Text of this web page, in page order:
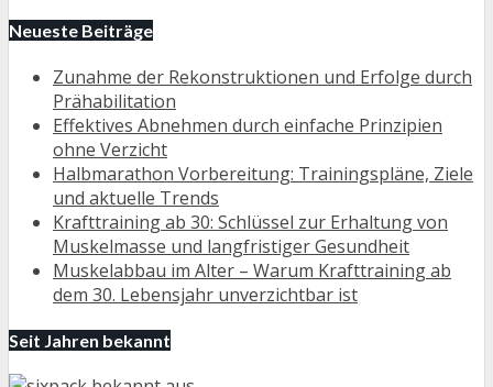
Neueste Beiträge
Zunahme der Rekonstruktionen und Erfolge durch
Prähabilitation
Effektives Abnehmen durch einfache Prinzipien
ohne Verzicht
Halbmarathon Vorbereitung: Trainingspläne, Ziele
und aktuelle Trends
Krafttraining ab 30: Schlüssel zur Erhaltung von
Muskelmasse und langfristiger Gesundheit
Muskelabbau im Alter – Warum Krafttraining ab
dem 30. Lebensjahr unverzichtbar ist
Seit Jahren bekannt